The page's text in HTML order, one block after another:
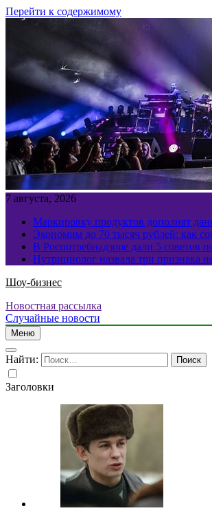
Перейти к содержимому
7 августа, 2026
Маркировку продуктов дополнят
Экономим до 70 тысяч рублей: как
В Роспотребнадзоре дали 5
Нутрициолог назвала три признака
Шоу-бизнес
Новостная рассылка
Случайные новости
Меню
Найти:
Заголовки